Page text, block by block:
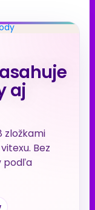
aj
zložkami
Bez
podľa